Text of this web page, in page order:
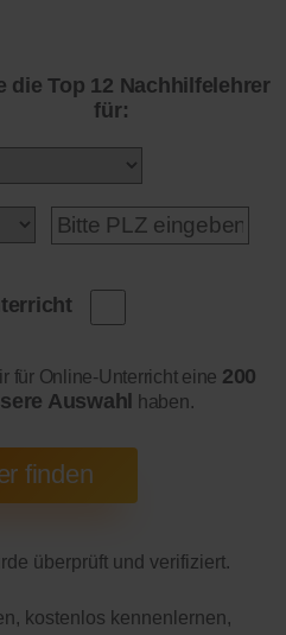
die Top 12 Nachhilfelehrer
für:
für Online-Unterricht eine 200
Auswahl haben.
überprüft und verifiziert.
kostenlos kennenlernen,